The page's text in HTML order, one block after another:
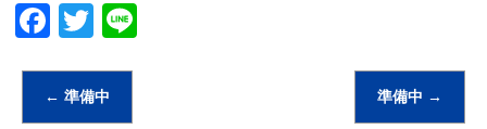
Facebook
Twitter
← 準備中 準備中 →